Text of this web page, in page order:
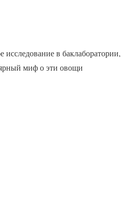
исследование в баклаборатории,
миф о эти овощи